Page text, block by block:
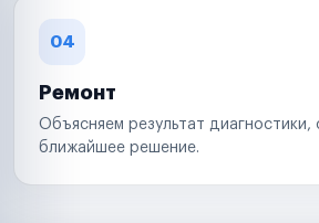
04
Ремонт
Объясняем результат диагностики,
ближайшее решение.